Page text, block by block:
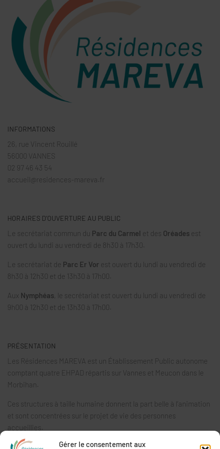
Gérer le consentement aux
INFORMATIONS
26, rue Vincent Rouillé
56000 VANNES
02 97 46 43 54
accueil@residences-mareva.fr
HORAIRES D’OUVERTURE AU PUBLIC
Le secrétariat commun du Parc du Carmel et des Oréades est
ouvert du lundi au vendredi de 8h30 à 17h30.
Le secrétariat de Parc Er Vor est ouvert du lundi au vendredi de
8h30 à 12h30 et de 13h30 à 17h00.
Aux Nymphéas , le secrétariat est ouvert du lundi au vendredi de
9h00 à 12h30 et de 13h30 à 17h00.
PRÉSENTATION
Les Résidences MAREVA est un Établissement Public autonome
comptant quatre EHPAD répartis sur Vannes et Meucon dans le
Morbihan.
Ces structures à taille humaine donnent la part belle à l’animation
et sont concentrées sur le projet de vie des personnes
accueillies.